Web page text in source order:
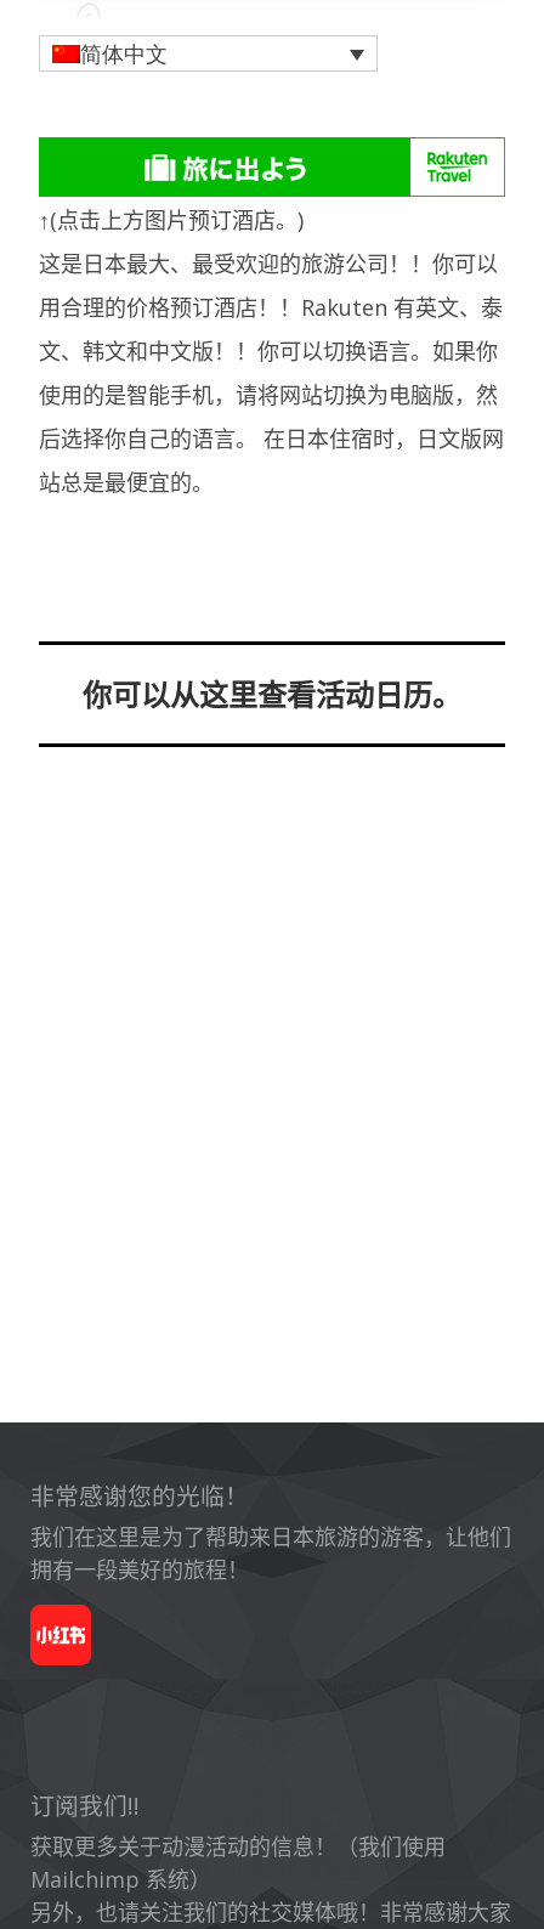
简体中文
↑(点击上方图片预订酒店。)
这是日本最大、最受欢迎的旅游公司！！你可以
用合理的价格预订酒店！！Rakuten 有英文、泰
文、韩文和中文版！！你可以切换语言。如果你
使用的是智能手机，请将网站切换为电脑版，然
后选择你自己的语言。在日本住宿时，日文版网
站总是最便宜的。
你可以从这里查看活动日历。
非常感谢您的光临！
我们在这里是为了帮助来日本旅游的游客，让他们
拥有一段美好的旅程！
订阅我们!!
获取更多关于动漫活动的信息！（我们使用
Mailchimp 系统）
另外，也请关注我们的社交媒体哦！非常感谢大家